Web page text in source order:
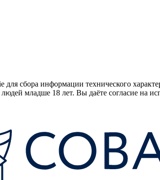
сбора информации технического
младше 18 лет. Вы даёте согласие на